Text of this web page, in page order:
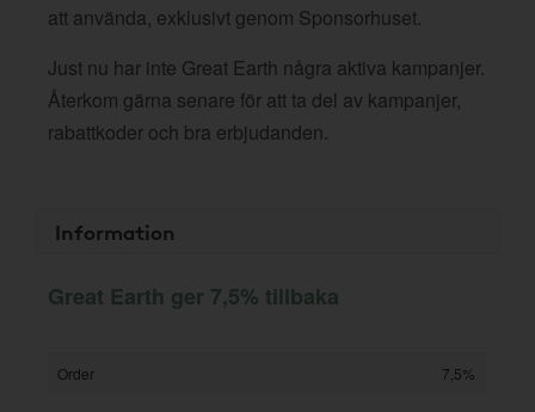
att använda, exklusivt genom Sponsorhuset.
Just nu har inte Great Earth några aktiva kampanjer.
Återkom gärna senare för att ta del av kampanjer,
rabattkoder och bra erbjudanden.
Information
Great Earth ger 7,5% tillbaka
Order 7,5%